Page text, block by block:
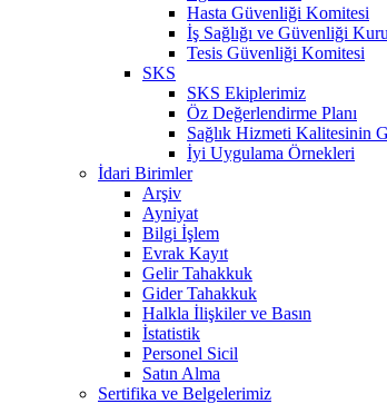
Hasta Güvenliği Komitesi
İş Sağlığı ve Güvenliği
Tesis Güvenliği Komitesi
SKS
SKS Ekiplerimiz
Öz Değerlendirme Planı
Sağlık Hizmeti Kalitesinin
İyi Uygulama Örnekleri
İdari Birimler
Arşiv
Ayniyat
Bilgi İşlem
Evrak Kayıt
Gelir Tahakkuk
Gider Tahakkuk
Halkla İlişkiler ve Basın
İstatistik
Personel Sicil
Satın Alma
Sertifika ve Belgelerimiz